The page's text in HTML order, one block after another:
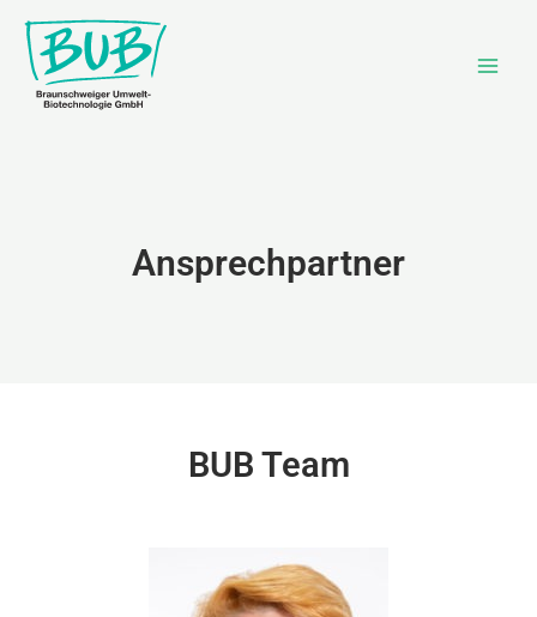
Inhalt
springen
Ansprechpartner
BUB Team